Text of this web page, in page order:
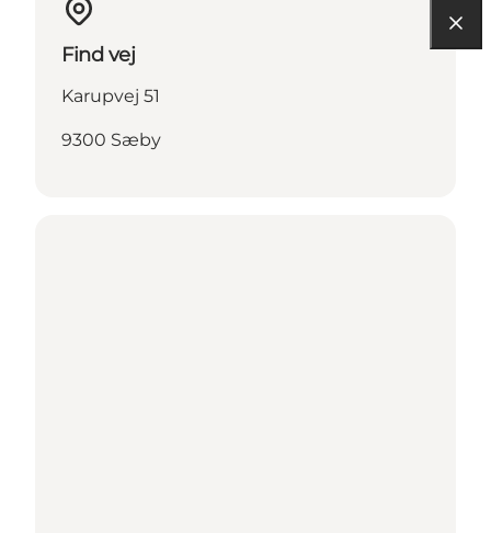
Find vej
Karupvej 51
9300 Sæby